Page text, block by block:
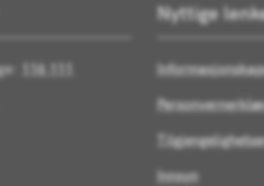
116 111
Nyttige
Innsyn